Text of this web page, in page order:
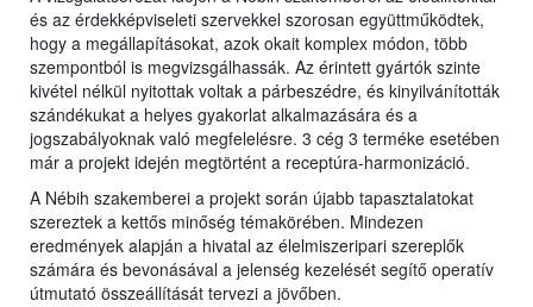
és az érdekképviseleti szervekkel szorosan együttműködtek,
hogy a megállapításokat, azok okait komplex módon, több
szempontból is megvizsgálhassák. Az érintett gyártók szinte
kivétel nélkül nyitottak voltak a párbeszédre, és kinyilvánították
szándékukat a helyes gyakorlat alkalmazására és a
jogszabályoknak való megfelelésre. 3 cég 3 terméke esetében
már a projekt idején megtörtént a receptúra-harmonizáció.
A Nébih szakemberei a projekt során újabb tapasztalatokat
szereztek a kettős minőség témakörében. Mindezen
eredmények alapján a hivatal az élelmiszeripari szereplők
számára és bevonásával a jelenség kezelését segítő operatív
útmutató összeállítását tervezi a jövőben.